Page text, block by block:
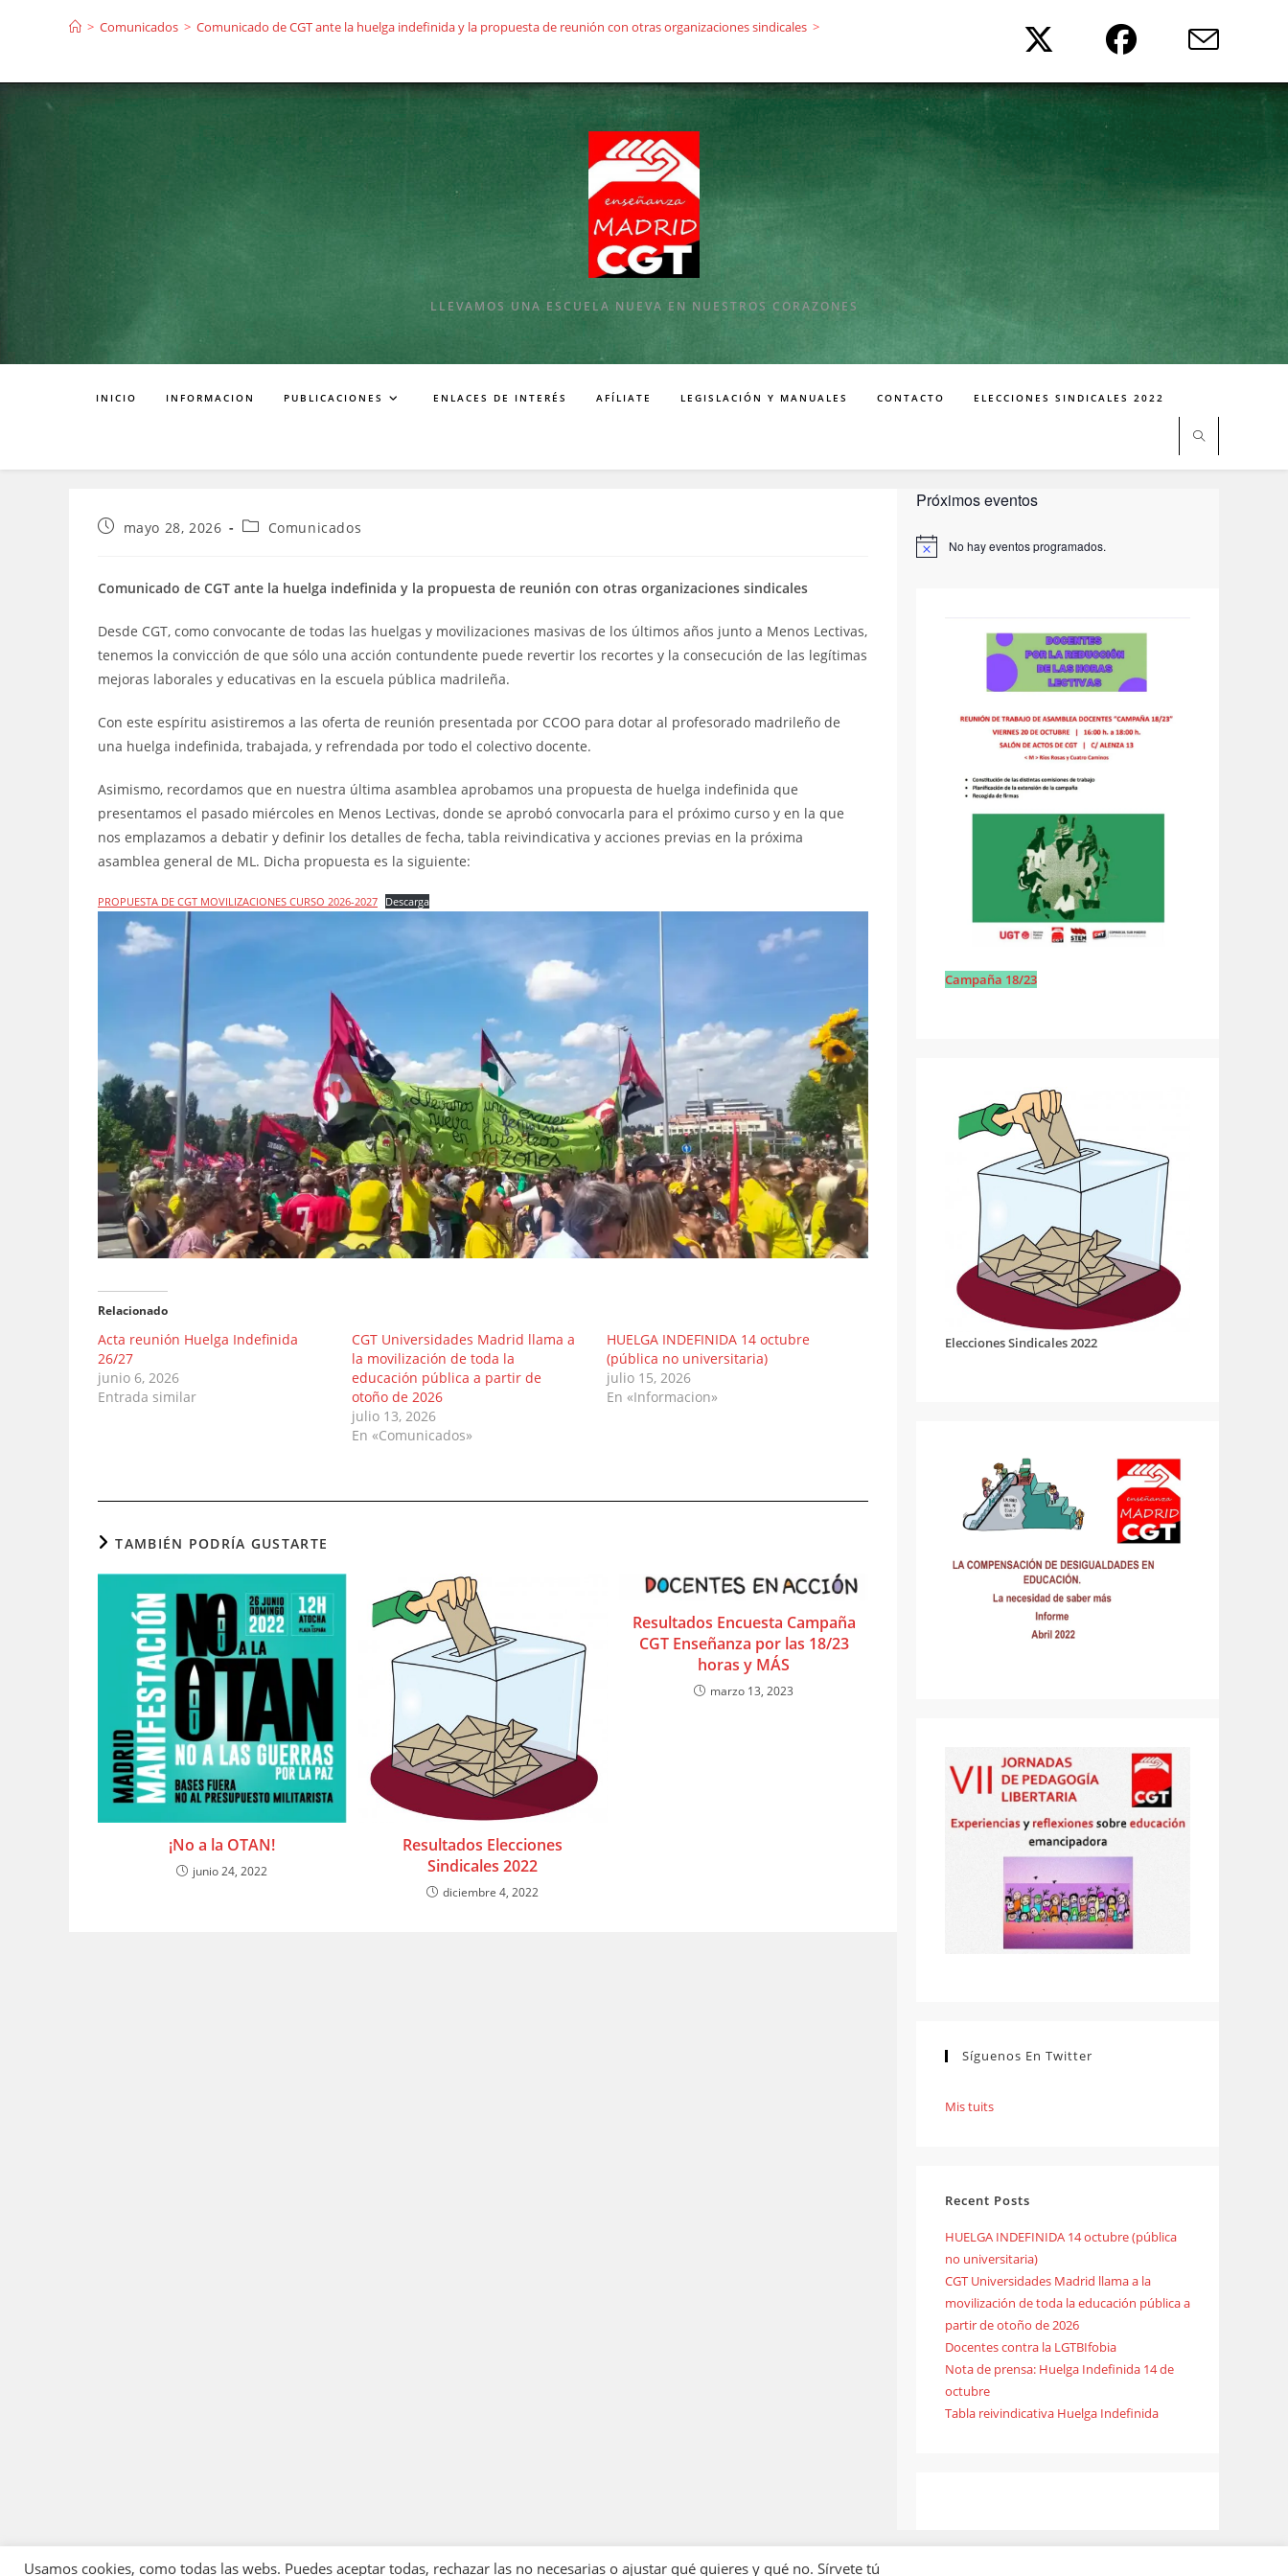
> Comunicados > Comunicado de CGT ante la huelga indefinida y la propuesta de reunión con otras organizaciones sindicales >
LLEVAMOS UNA ESCUELA NUEVA EN NUESTROS CORAZONES
INICIO INFORMACION PUBLICACIONES ENLACES DE INTERÉS AFÍLIATE LEGISLACIÓN Y MANUALES CONTACTO ELECCIONES SINDICALES 2022
Publicación
entrada:
mayo 28, 2026
Categoría
entrada:
Comunicados
Comunicado de CGT ante la huelga indefinida y la propuesta de reunión con otras organizaciones sindicales
Desde CGT, como convocante de todas las huelgas y movilizaciones masivas de los últimos años junto a Menos Lectivas,
tenemos la convicción de que sólo una acción contundente puede revertir los recortes y la consecución de las legítimas
mejoras laborales y educativas en la escuela pública madrileña.
Con este espíritu asistiremos a las oferta de reunión presentada por CCOO para dotar al profesorado madrileño de
una huelga indefinida, trabajada, y refrendada por todo el colectivo docente.
Asimismo, recordamos que en nuestra última asamblea aprobamos una propuesta de huelga indefinida que
presentamos el pasado miércoles en Menos Lectivas, donde se aprobó convocarla para el próximo curso y en la que
nos emplazamos a debatir y definir los detalles de fecha, tabla reivindicativa y acciones previas en la próxima
asamblea general de ML. Dicha propuesta es la siguiente:
PROPUESTA DE CGT MOVILIZACIONES CURSO 2026-2027 Descarga
Relacionado
Acta reunión Huelga Indefinida
26/27
junio 6, 2026
Entrada similar
CGT Universidades Madrid llama a
la movilización de toda la
educación pública a partir de
otoño de 2026
julio 13, 2026
En «Comunicados»
HUELGA INDEFINIDA 14 octubre
(pública no universitaria)
julio 15, 2026
En «Informacion»
TAMBIÉN PODRÍA GUSTARTE
¡No a la OTAN!
junio 24, 2022
Resultados Elecciones
Sindicales 2022
diciembre 4, 2022
Resultados Encuesta Campaña
CGT Enseñanza por las 18/23
horas y MÁS
marzo 13, 2023
Próximos eventos
No hay eventos programados.
Campaña 18/23
Elecciones Sindicales 2022
Síguenos En Twitter
Mis tuits
Recent Posts
HUELGA INDEFINIDA 14 octubre (pública
no universitaria)
CGT Universidades Madrid llama a la
movilización de toda la educación pública a
partir de otoño de 2026
Docentes contra la LGTBIfobia
Nota de prensa: Huelga Indefinida 14 de
octubre
Tabla reivindicativa Huelga Indefinida
Usamos cookies, como todas las webs. Puedes aceptar todas, rechazar las no necesarias o ajustar qué quieres y qué no. Sírvete tú